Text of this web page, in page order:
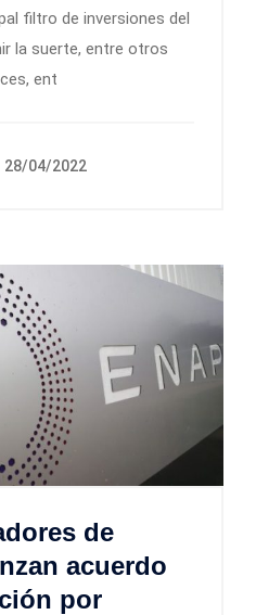
filtro de inversiones del
la suerte, entre otros
ent
28/04/2022
de
acuerdo
por